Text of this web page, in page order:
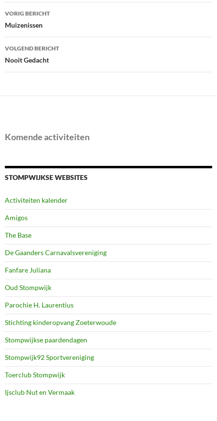
Bericht
navigatie
VORIG BERICHT
Muizenissen
VOLGEND BERICHT
Nooit Gedacht
Komende activiteiten
STOMPWIJKSE WEBSITES
Activiteiten kalender
Amigos
The Base
De Gaanders Carnavalsvereniging
Fanfare Juliana
Oud Stompwijk
Parochie H. Laurentius
Stichting kinderopvang Zoeterwoude
Stompwijkse paardendagen
Stompwijk92 Sportvereniging
Toerclub Stompwijk
Ijsclub Nut en Vermaak